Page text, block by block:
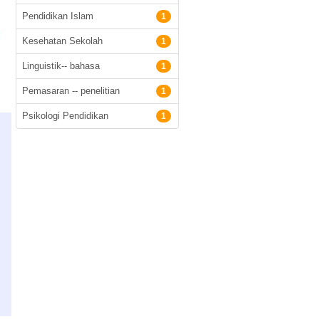
Pendidikan Islam 1
Kesehatan Sekolah 1
Linguistik-- bahasa 1
Pemasaran -- penelitian 1
Psikologi Pendidikan 1